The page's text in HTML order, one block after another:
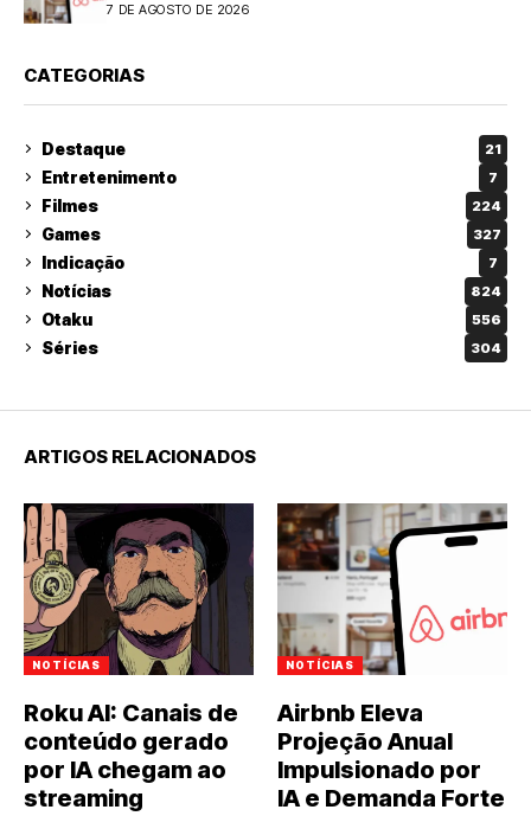
7 DE AGOSTO DE 2026
CATEGORIAS
Destaque 21
Entretenimento 7
Filmes 224
Games 327
Indicação 7
Notícias 824
Otaku 556
Séries 304
ARTIGOS RELACIONADOS
NOTÍCIAS
Roku AI: Canais de
conteúdo gerado
por IA chegam ao
streaming
NOTÍCIAS
Airbnb Eleva
Projeção Anual
Impulsionado por
IA e Demanda Forte